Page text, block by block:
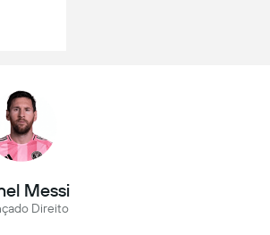
Messi
Direito